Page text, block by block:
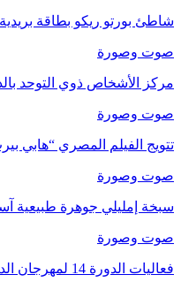
شاطئ بورتو ريكو بطاقة
صوت وصورة
مركز الأشخاص ذوي التوحد
صوت وصورة
تتويج الفيلم المصري “هابي
صوت وصورة
سبخة إمليلي جوهرة طبيعية
صوت وصورة
فعاليات الدورة 14 لمهرجان الداخلة الدولي للفيلم